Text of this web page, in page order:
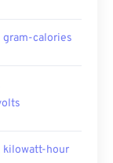
calories
kilowatt-hour